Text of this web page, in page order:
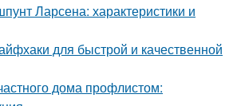
Ларсена: характеристики и
для быстрой и качественной
дома профлистом: